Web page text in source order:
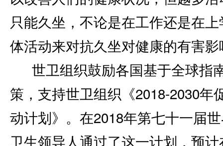
只能久坐，不论是在工作还是在
体活动来对抗久坐对健康的有害影
世卫组织鼓励各国基于全球指
策，支持世卫组织《2018-2030年
动计划》。在2018年第七十一届
卫生领导人通过了这一计划，预